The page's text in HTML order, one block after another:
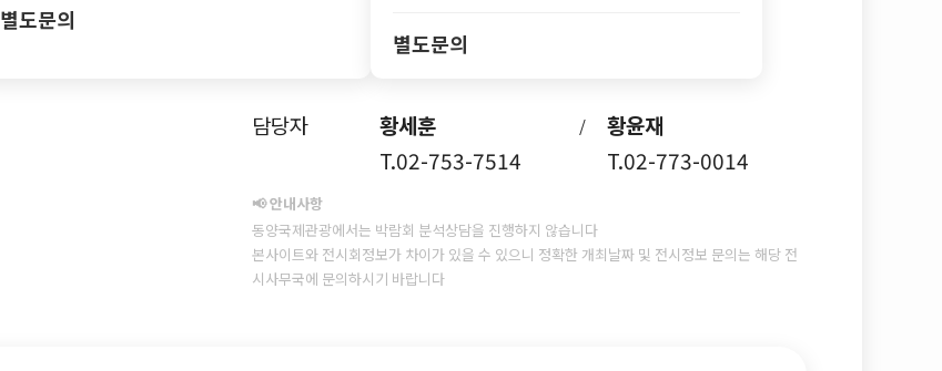
별도문의
별도문의
담당자 황세훈 /
황윤재
T.02-753-7514
T.02-773-0014
📢 안내사항
동양국제관광에서는 박람회 분석상담을 진행하지 않습니다
본사이트와 전시회정보가 차이가 있을 수 있으니 정확한 개최날짜 및 전시정보 문의는 해당 전
시사무국에 문의하시기 바랍니다